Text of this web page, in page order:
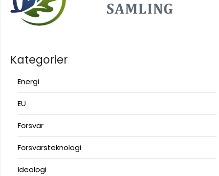
Kategorier
Energi
EU
Försvar
Försvarsteknologi
Ideologi